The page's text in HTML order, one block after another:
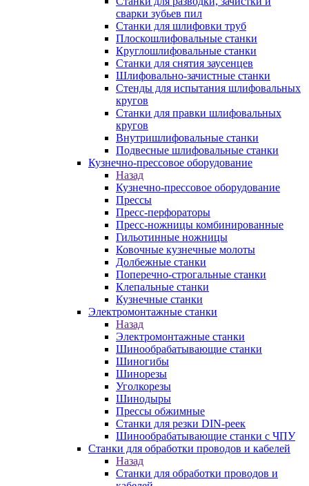
сварки зубьев пил
Станки для шлифовки труб
Плоскошлифовальные станки
Круглошлифовальные станки
Станки для снятия заусенцев
Шлифовально-зачистные станки
Стенды для испытания шлифовальных
кругов
Станки для правки шлифовальных
кругов
Внутришлифовальные станки
Подвесные шлифовальные станки
Кузнечно-прессовое оборудование
Назад
Кузнечно-прессовое оборудование
Прессы
Пресс-перфораторы
Пресс-ножницы комбинированные
Гильотинные ножницы
Ковочные кузнечные молоты
Долбежные станки
Поперечно-строгальные станки
Клепальные станки
Кузнечные станки
Электромонтажные станки
Назад
Электромонтажные станки
Шинообрабатывающие станки
Шиногибы
Шинорезы
Уголкорезы
Шинодыры
Прессы обжимные
Станки для резки DIN-реек
Шинообрабатывающие станки с ЧПУ
Станки для обработки проводов и кабелей
Назад
Станки для обработки проводов и